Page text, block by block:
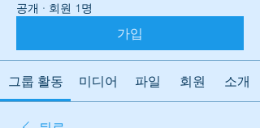
공개 · 회원 1명
가입
그룹 활동 미디어 파일 회원 소개